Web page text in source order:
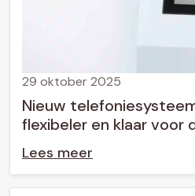
Nieuw
flexibeler en klaar voor
29 oktober 2025
Lees meer